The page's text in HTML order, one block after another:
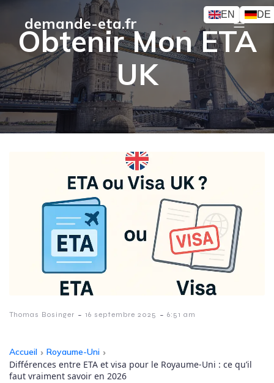
demande-eta.fr
Obtenir Mon ETA
UK
Thomas Bosinger - 16 septembre 2025 - 6:51 am
Accueil › Royaume-Uni ›
Différences entre ETA et visa pour le Royaume-Uni : ce qu’il
faut vraiment savoir en 2026
EN DE